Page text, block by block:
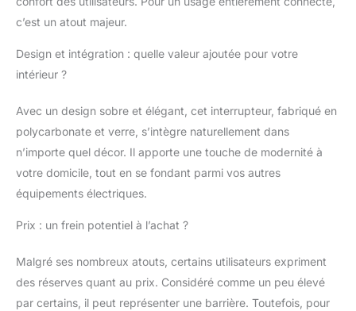
clic. [Contrôle vocal] L'interrupteur du volet
roulant est compatible avec Amazon Alexa
Assistant, Siri. Ajout de commandes
conviviales supplémentaires : « Alexa,
c’est un atout majeur.
Design et intégration : quelle valeur ajoutée pour votre
intérieur ?
Avec un design sobre et élégant, cet interrupteur, fabriqué en
polycarbonate et verre, s’intègre naturellement dans
n’importe quel décor. Il apporte une touche de modernité à
votre domicile, tout en se fondant parmi vos autres
équipements électriques.
Prix : un frein potentiel à l’achat ?
Malgré ses nombreux atouts, certains utilisateurs expriment
des réserves quant au prix. Considéré comme un peu élevé
par certains, il peut représenter une barrière. Toutefois, pour